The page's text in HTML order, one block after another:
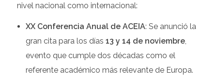
nivel nacional como internacional:
XX Conferencia Anual de ACEIA: Se anunció la
gran cita para los días 13 y 14 de noviembre,
evento que cumple dos décadas como el
referente académico más relevante de Europa.